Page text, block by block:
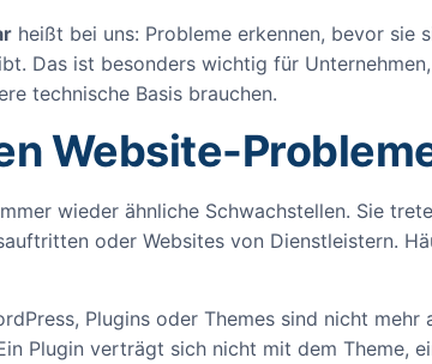
heißt bei uns: Probleme erkennen, bevor
Das ist besonders wichtig für
technische Basis brauchen.
Website-
wieder ähnliche Schwachstellen. Sie
oder Websites von Dienstleistern.
Plugins oder Themes sind nicht
Plugin verträgt sich nicht mit dem Theme,